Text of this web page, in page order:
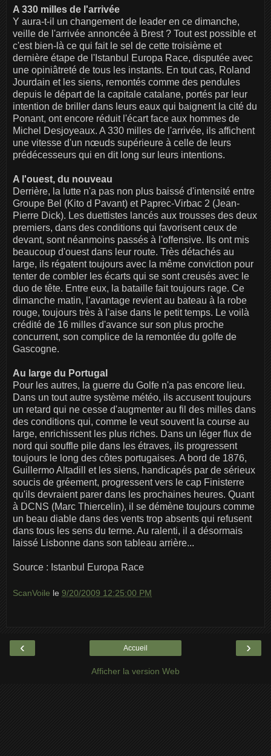
A 330 milles de l'arrivée
Y aura-t-il un changement de leader en ce dimanche,
veille de l'arrivée annoncée à Brest ? Tout est possible et
c'est bien-là ce qui fait le sel de cette troisième et
dernière étape de l'Istanbul Europa Race, disputée avec
une opiniâtreté de tous les instants. En tout cas, Roland
Jourdain et les siens, remontés comme des pendules
depuis le départ de la capitale catalane, portés par leur
intention de briller dans leurs eaux qui baignent la cité du
Ponant, ont encore réduit l'écart face aux hommes de
Michel Desjoyeaux. A 330 milles de l'arrivée, ils affichent
une vitesse d'un nœuds supérieure à celle de leurs
prédécesseurs qui en dit long sur leurs intentions.
A l'ouest, du nouveau
Derrière, la lutte n'a pas non plus baissé d'intensité entre
Groupe Bel (Kito d Pavant) et Paprec-Virbac 2 (Jean-
Pierre Dick). Les duettistes lancés aux trousses des deux
premiers, dans des conditions qui favorisent ceux de
devant, sont néanmoins passés à l'offensive. Ils ont mis
beaucoup d'ouest dans leur route. Très détachés au
large, ils régatent toujours avec la même conviction pour
tenter de combler les écarts qui se sont creusés avec le
duo de tête. Entre eux, la bataille fait toujours rage. Ce
dimanche matin, l'avantage revient au bateau à la robe
rouge, toujours très à l'aise dans le petit temps. Le voilà
crédité de 16 milles d'avance sur son plus proche
concurrent, son complice de la remontée du golfe de
Gascogne.
Au large du Portugal
Pour les autres, la guerre du Golfe n'a pas encore lieu.
Dans un tout autre système météo, ils accusent toujours
un retard qui ne cesse d'augmenter au fil des milles dans
des conditions qui, comme le veut souvent la course au
large, enrichissent les plus riches. Dans un léger flux de
nord qui souffle pile dans les étraves, ils progressent
toujours le long des côtes portugaises. A bord de 1876,
Guillermo Altadill et les siens, handicapés par de sérieux
soucis de gréement, progressent vers le cap Finisterre
qu'ils devraient parer dans les prochaines heures. Quant
à DCNS (Marc Thiercelin), il se démène toujours comme
un beau diable dans des vents trop absents qui refusent
dans tous les sens du terme. Au ralenti, il a désormais
laissé Lisbonne dans son tableau arrière...
Source : Istanbul Europa Race
ScanVoile le 9/20/2009 12:25:00 PM
‹ ›
Accueil
Afficher la version Web